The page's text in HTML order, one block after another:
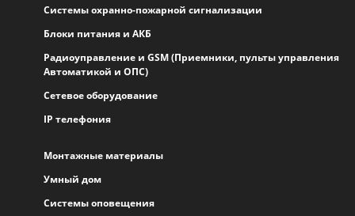
Системы охранно-пожарной сигнализации
Блоки питания и АКБ
Радиоуправление и GSM (Приемники, пульты управления
Автоматикой и ОПС)
Сетевое оборудование
IP телефония
Монтажные материалы
Умный дом
Системы оповещения